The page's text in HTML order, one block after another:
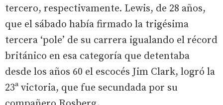
tercero, respectivamente. Lewis, de 28 años,
que el sábado había firmado la trigésima
tercera ‘pole’ de su carrera igualando el récord
británico en esa categoría que detentaba
desde los años 60 el escocés Jim Clark, logró la
23ª victoria, que fue secundada por su